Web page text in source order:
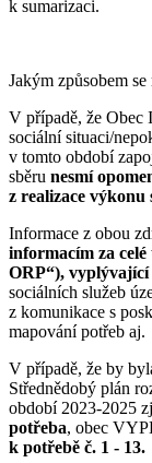
k sumarizaci.
Jakým způsobem
V případě, že Obec
sociální situaci/
v tomto období
sběru nesmí
z realizace výkonu
Informace z obou
informacím za
ORP“), vyplývající
sociálních služeb
z komunikace s
mapování potřeb aj.
V případě, že by
Střednědobý plán
období 2023-2025
potřeba, obec
k potřebě č. 1 - 13.